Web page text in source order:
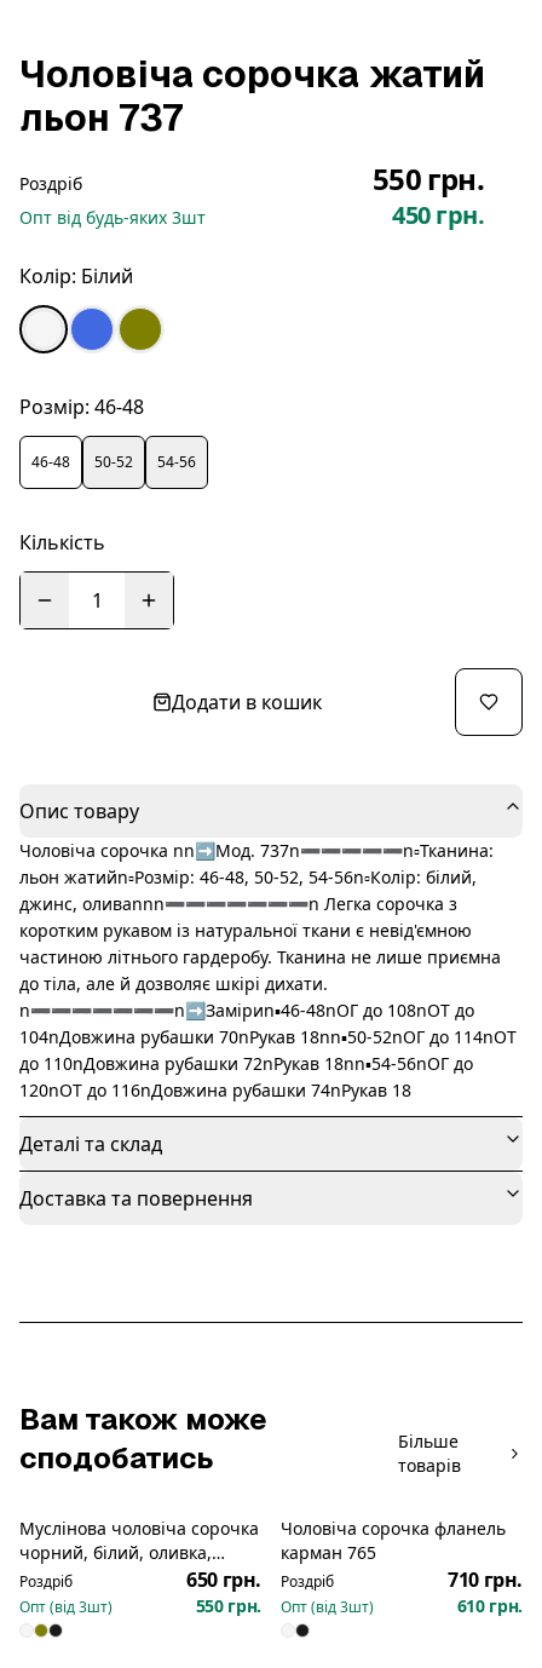
Чоловіча сорочка жатий
льон 737
Роздріб 550 грн.
Опт від будь-яких 3шт 450 грн.
Колір: Білий
Розмір: 46-48
46-48 50-52 54-56
Кількість
1
Додати в кошик
Опис товару
Чоловіча сорочка nn➡️Мод. 737n➖➖➖➖➖n▫️Тканина:
льон жатийn▫️Розмір: 46-48, 50-52, 54-56n▫️Колір: білий,
джинс, оливаnnn➖➖➖➖➖➖➖n Легка сорочка з
коротким рукавом із натуральної ткани є невід'ємною
частиною літнього гардеробу. Тканина не лише приємна
до тіла, але й дозволяє шкірі дихати.
n➖➖➖➖➖➖➖n➡️Заміриn▪️46-48nОГ до 108nОТ до
104nДовжина рубашки 70nРукав 18nn▪️50-52nОГ до 114nОТ
до 110nДовжина рубашки 72nРукав 18nn▪️54-56nОГ до
120nОТ до 116nДовжина рубашки 74nРукав 18
Деталі та склад
Доставка та повернення
Вам також може
сподобатись
Більше
товарів
Муслінова чоловіча сорочка
чорний, білий, оливка,
бежевий 691
Роздріб 650 грн.
Опт (від3шт) 550 грн.
Чоловіча сорочка фланель
карман 765
Роздріб 710 грн.
Опт (від3шт) 610 грн.